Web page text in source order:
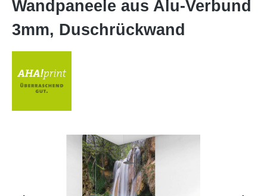
Wandpaneele aus Alu-Verbund
3mm, Duschrückwand